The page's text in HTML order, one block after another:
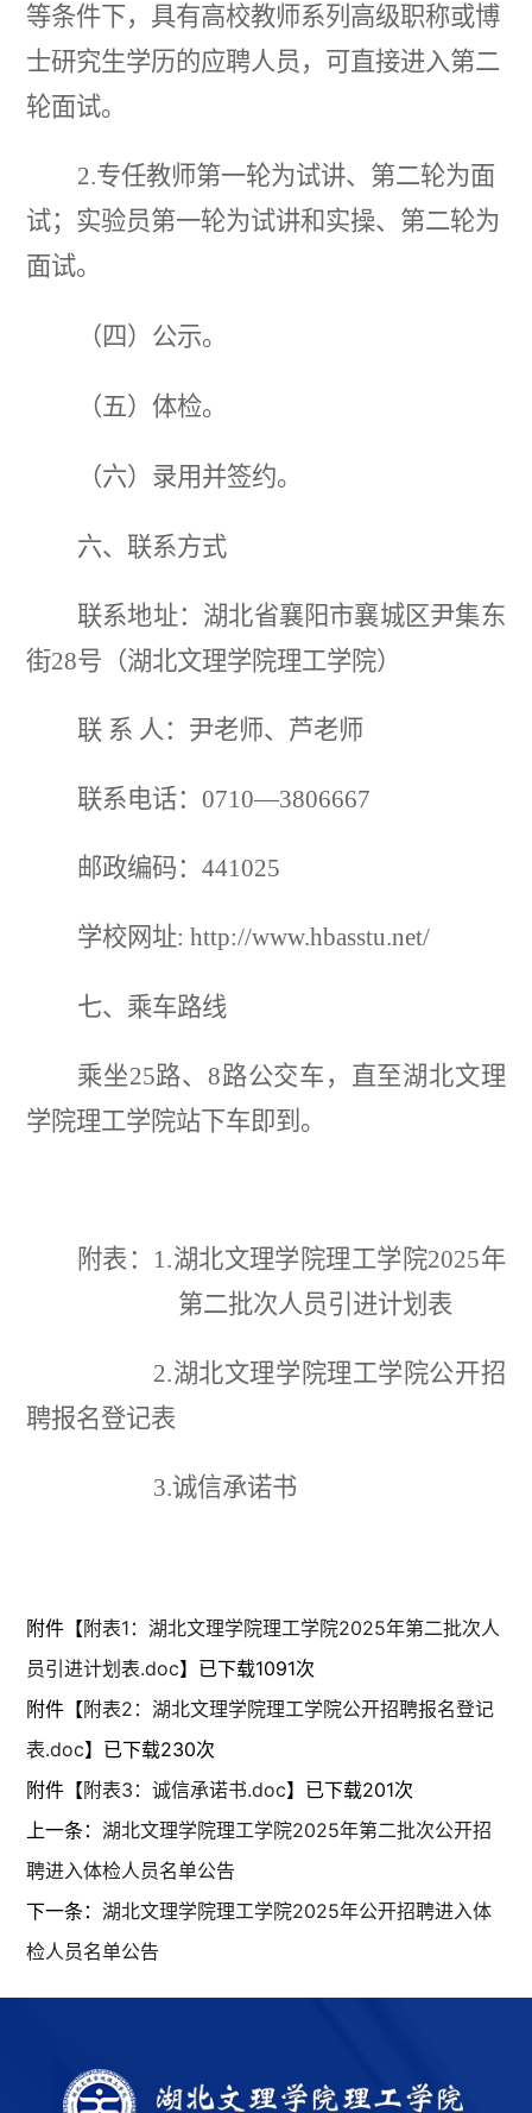
等条件下，具有高校教师系列高级职称或博
士研究生学历的应聘人员，可直接进入第二
轮面试。
2.专任教师第一轮为试讲、第二轮为面
试；实验员第一轮为试讲和实操、第二轮为
面试。
（四） 公示。
（五）体检。
（六） 录用并签约。
六、 联系方式
联系地址：湖北省襄阳市襄城区尹集东
街28号（湖北文理学院理工学院）
联 系 人：尹老师、芦老师
联系电话：0710—3806667
邮政编码：441025
学校网址: http://www.hbasstu.net/
七、 乘车路线
乘坐25路、8路公交车，直至湖北文理
学院理工学院站下车即到。
附表： 1.湖北文理学院理工学院2025年
第二批次人员引进计划表
2.湖北文理学院理工学院公开招
聘报名登记表
3.诚信承诺书
附件【附表1：湖北文理学院理工学院2025年第二批次人
员引进计划表.doc】已下载1091次
附件【附表2：湖北文理学院理工学院公开招聘报名登记
表.doc】已下载230次
附件【附表3：诚信承诺书.doc】已下载201次
上一条：湖北文理学院理工学院2025年第二批次公开招
聘进入体检人员名单公告
下一条：湖北文理学院理工学院2025年公开招聘进入体
检人员名单公告